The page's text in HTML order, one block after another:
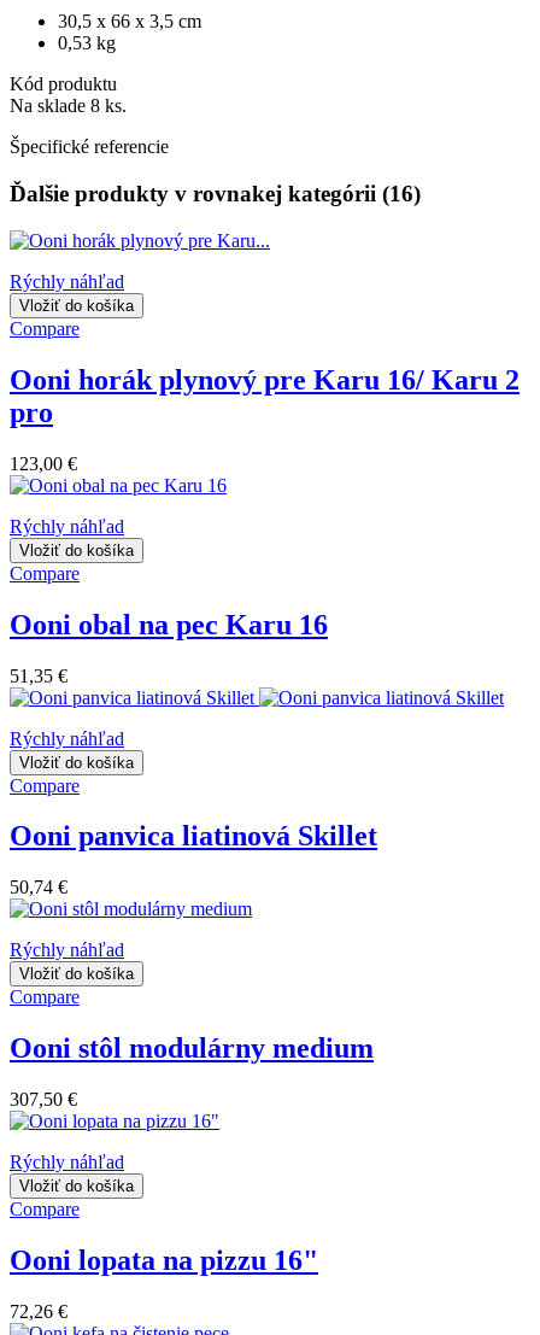
30,5 x 66 x 3,5 cm
0,53 kg
Kód produktu
Na sklade 8 ks.
Špecifické referencie
Ďalšie produkty v rovnakej kategórii (16)
Rýchly náhľad
Vložiť do košíka
Compare
Ooni horák plynový pre Karu 16/ Karu 2
pro
123,00 €
Rýchly náhľad
Vložiť do košíka
Compare
Ooni obal na pec Karu 16
51,35 €
Rýchly náhľad
Vložiť do košíka
Compare
Ooni panvica liatinová Skillet
50,74 €
Rýchly náhľad
Vložiť do košíka
Compare
Ooni stôl modulárny medium
307,50 €
Rýchly náhľad
Vložiť do košíka
Compare
Ooni lopata na pizzu 16"
72,26 €